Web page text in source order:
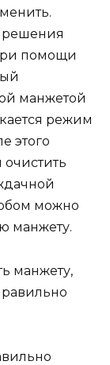
решения
помощи
манжетой
режим
этого
можно
манжету.
манжету,